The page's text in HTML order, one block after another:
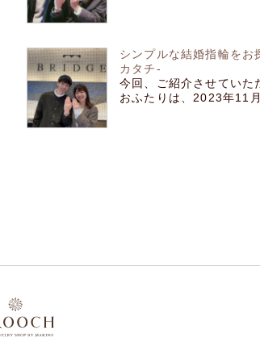
シンプルな結婚指輪を
カタチ‐
今回、ご紹介させていた
おふたりは、2023年11